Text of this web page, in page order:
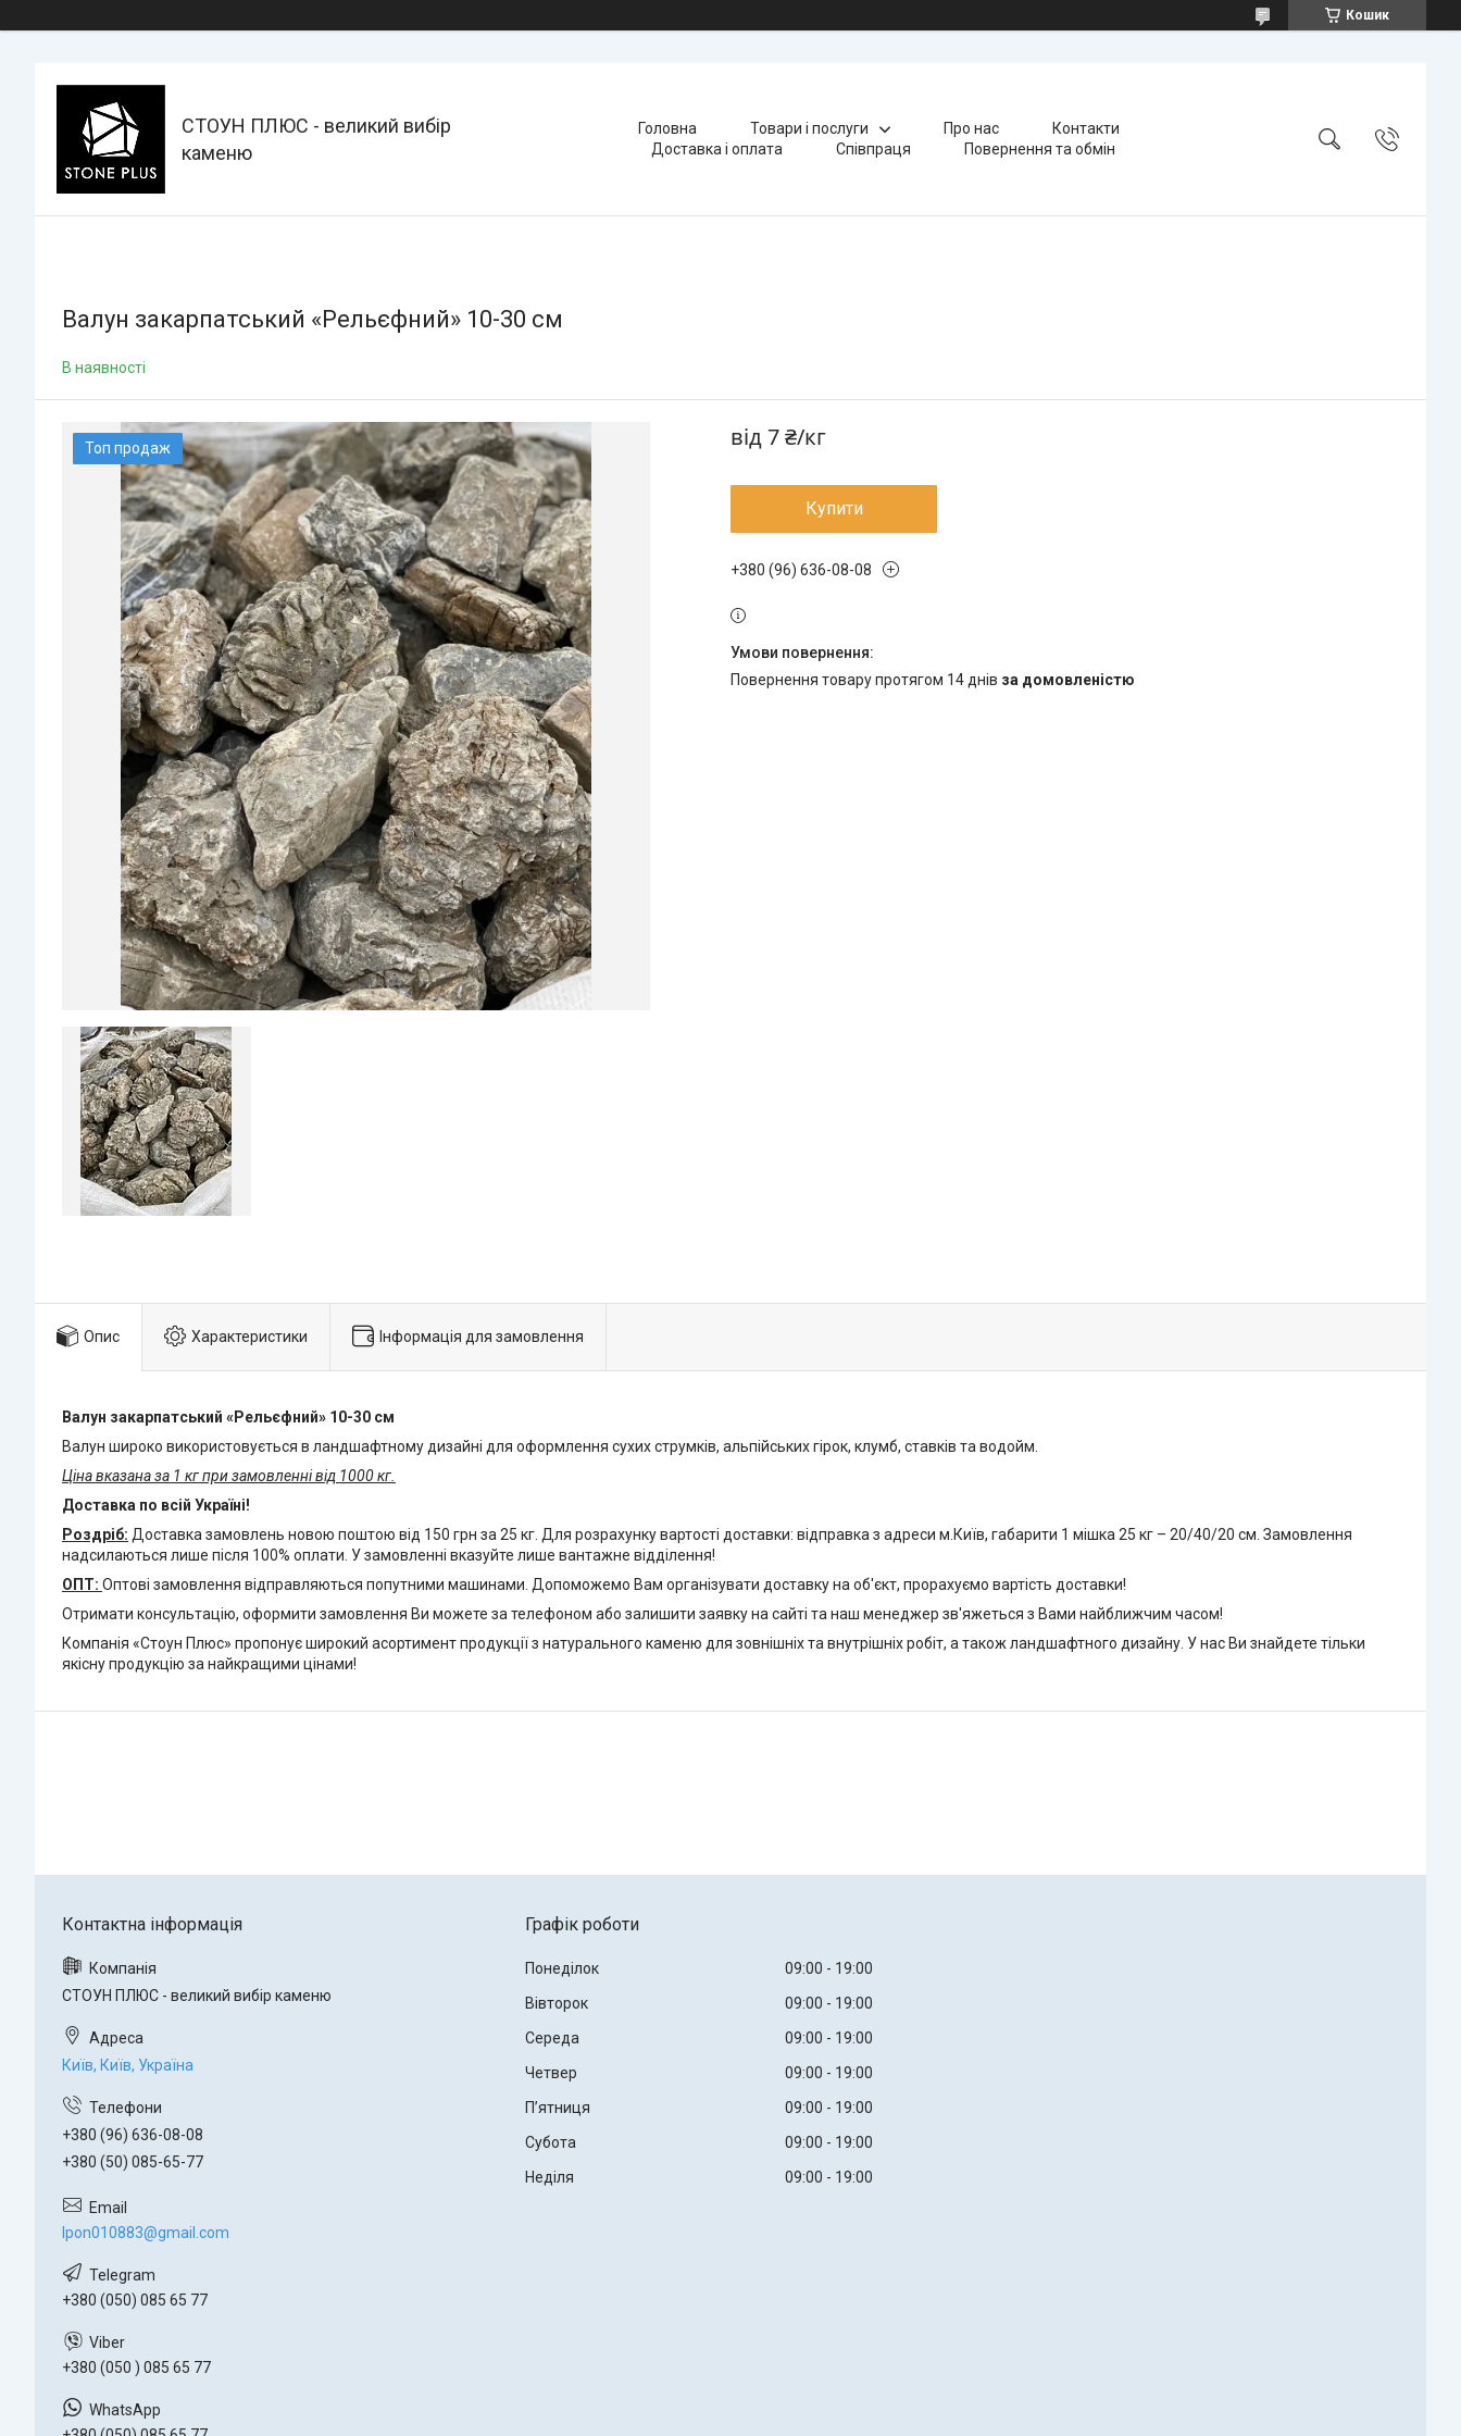
Кошик
СТОУН ПЛЮС - великий вибір
каменю
Головна Товари і послуги Про нас
Контакти
Доставка і оплата
Співпраця Повернення та обмін
Валун закарпатський «Рельєфний» 10-30 см
В наявності
Топ продаж від7 ₴/кг
Купити
+380 (96) 636-08-08
повернення товару протягом 14 днів за домовленістю
Опис Характеристики Інформація для замовлення
Валун закарпатський «Рельєфний» 10-30 см
Валун широко використовується в ландшафтному дизайні для оформлення сухих струмків, альпійських гірок, клумб, ставків та водойм.
Ціна вказана за 1 кг при замовленні від 1000 кг.
Доставка по всій Україні!
Роздріб: Доставка замовлень новою поштою від 150 грн за 25 кг. Для розрахунку вартості доставки: відправка з адреси м.Київ, габарити 1 мішка 25 кг – 20/40/20 см. Замовлення
надсилаються лише після 100% оплати. У замовленні вказуйте лише вантажне відділення!
ОПТ: Оптові замовлення відправляються попутними машинами. Допоможемо Вам організувати доставку на об'єкт, прорахуємо вартість доставки!
Отримати консультацію, оформити замовлення Ви можете за телефоном або залишити заявку на сайті та наш менеджер зв'яжеться з Вами найближчим часом!
Компанія «Стоун Плюс» пропонує широкий асортимент продукції з натурального каменю для зовнішніх та внутрішніх робіт, а також ландшафтного дизайну. У нас Ви знайдете тільки
якісну продукцію за найкращими цінами!
СТОУН ПЛЮС - великий вибір каменю
Київ, Київ, Україна
+380 (96) 636-08-08
+380 (50) 085-65-77
lpon010883@gmail.com
+380 (050) 085 65 77
+380 (050 ) 085 65 77
Графік роботи
Понеділок 09:00
19:00
Вівторок
09:00
19:00
Середа
09:00
19:00
Четвер
09:00
19:00
Пʼятниця
09:00
19:00
Субота
09:00
19:00
Неділя
09:00 19:00